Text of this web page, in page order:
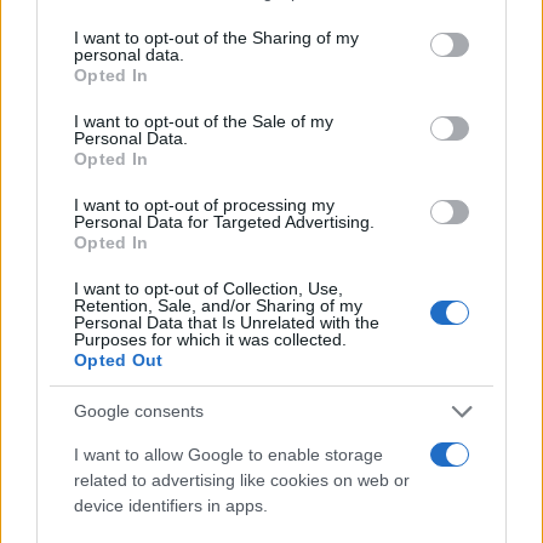
not limited to your visit or usage behaviour. You may click to
grant or deny consent to Google and its third-party tags to
use your data for below specified purposes in below Google
consent section.
I want to opt-out of the Sharing of my
personal data.
Opted In
I want to opt-out of the Sale of my
Personal Data.
Opted In
I want to opt-out of processing my
Personal Data for Targeted Advertising.
Opted In
I want to opt-out of Collection, Use,
Retention, Sale, and/or Sharing of my
Personal Data that Is Unrelated with the
Purposes for which it was collected.
Opted Out
Google consents
I want to allow Google to enable storage
related to advertising like cookies on web or
device identifiers in apps.
Σύμφωνα με τους Times of Israel, σε μια
βιντεοσκοπημένη δήλωση στα εβραϊκά, είπε: «Αυτή
η φρικτή γενοκτονία, η οποία έλαβε χώρα πριν από
100 και πλέον χρόνια, και τα γεγονότα της οποίας
δεν είναι πραγματικά αμφισβητήσιμα,
περιελάμβανε τη δολοφονία 1,5 εκατομμυρίου
ανθρώπων και την καταστροφή μιας αρχαίας και